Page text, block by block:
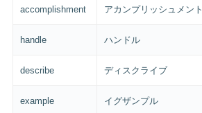
accomplishment アカンプリッシュメント
handle ハンドル
describe ディスクライブ
example イグザンプル